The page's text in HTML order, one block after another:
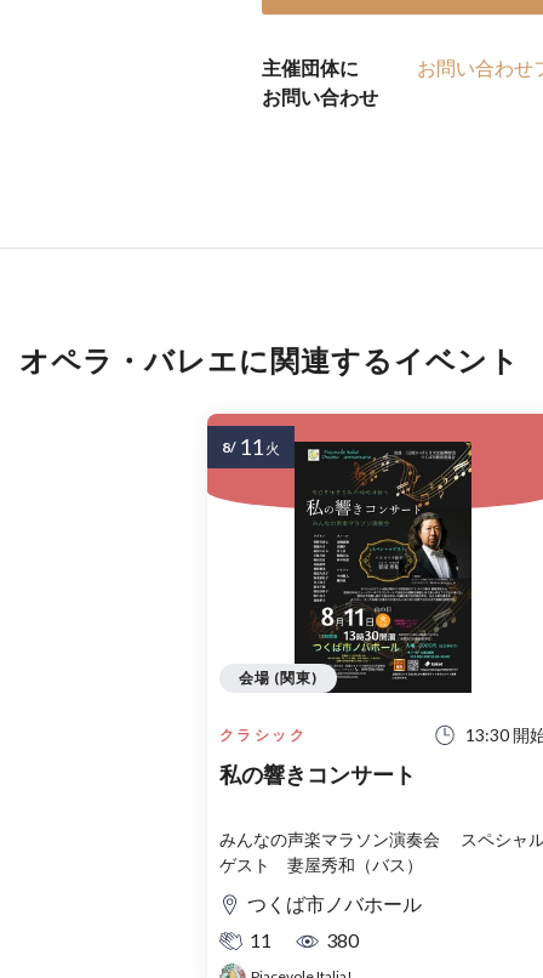
主催団体に
お問い合わせ
お問い合わせ
オペラ・バレエに関連するイベント
クラシック 13:30 開
私の響きコンサート
みんなの声楽マラソン演奏会 スペシャル
ゲスト 妻屋秀和（バス）
つくば市ノバホール
11
380
会場 (関東)
8/ 11 火